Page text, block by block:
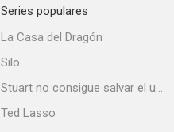
Series populares
La Casa del Dragón
Silo
Stuart no consigue salvar el universo
Ted Lasso